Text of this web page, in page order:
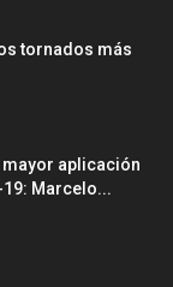
tornados más
aplicación
19: Marcelo...